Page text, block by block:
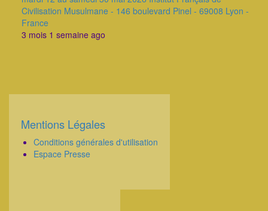
Civilisation Musulmane - 146 boulevard Pinel - 69008 Lyon -
France
3 mois 1 semaine ago
Corps
Mentions Légales
Conditions générales d'utilisation
Espace Presse